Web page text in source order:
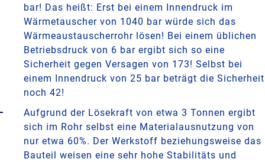
bar! Das heißt: Erst bei einem Innendruck im
Wärmetauscher von 1040 bar würde sich das
Wärmeaustauscherrohr lösen! Bei einem üblichen
Betriebsdruck von 6 bar ergibt sich so eine
Sicherheit gegen Versagen von 173! Selbst bei
einem Innendruck von 25 bar beträgt die Sicherheit
noch 42!
Aufgrund der Lösekraft von etwa 3 Tonnen ergibt
sich im Rohr selbst eine Materialausnutzung von
nur etwa 60%. Der Werkstoff beziehungsweise das
Bauteil weisen eine sehr hohe Stabilitäts und